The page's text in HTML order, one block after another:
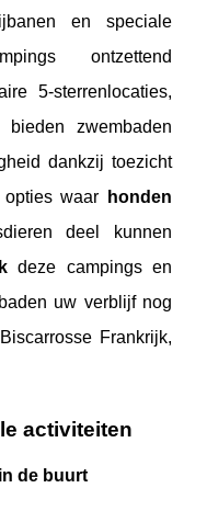
en speciale
ontzettend
5-sterrenlocaties,
bieden zwembaden
dankzij toezicht
waar
honden
deel kunnen
deze campings en
uw verblijf nog
Frankrijk,
activiteiten
de buurt